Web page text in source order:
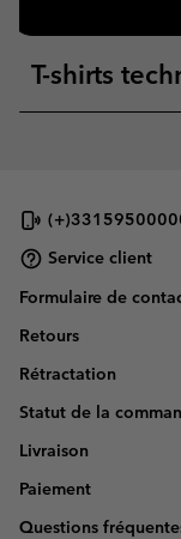
T-shirts
Service client
Formulaire de
Retours
Rétractation
Statut de la
Livraison
Paiement
Questions